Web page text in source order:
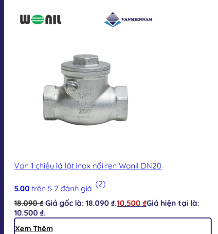
Van 1 chiều lá lật inox nối ren Wonil DN20
5.00 trên 5 2 đánh giá (2)
18.090₫ Giá gốc là: 18.090 ₫.10.500 ₫Giá hiện tại là:
10.500 ₫.
Xem Thêm